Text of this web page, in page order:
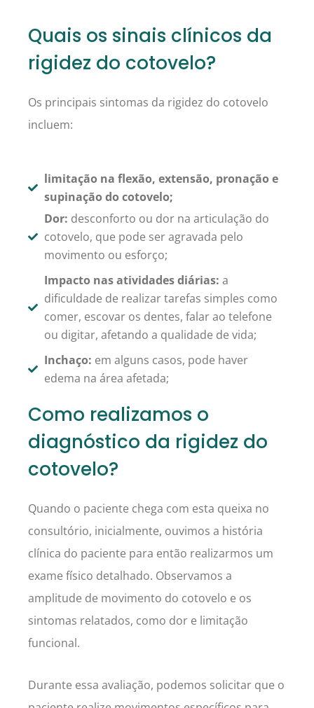
Quais os sinais clínicos da
rigidez do cotovelo?
Os principais sintomas da rigidez do cotovelo
incluem:
limitação na flexão, extensão, pronação e
supinação do cotovelo;
Dor: desconforto ou dor na articulação do
cotovelo, que pode ser agravada pelo
movimento ou esforço;
Impacto nas atividades diárias: a
dificuldade de realizar tarefas simples como
comer, escovar os dentes, falar ao telefone
ou digitar, afetando a qualidade de vida;
Inchaço: em alguns casos, pode haver
edema na área afetada;
Como realizamos o
diagnóstico da rigidez do
cotovelo?
Quando o paciente chega com esta queixa no
consultório, inicialmente, ouvimos a história
clínica do paciente para então realizarmos um
exame físico detalhado. Observamos a
amplitude de movimento do cotovelo e os
sintomas relatados, como dor e limitação
funcional.
Durante essa avaliação, podemos solicitar que o